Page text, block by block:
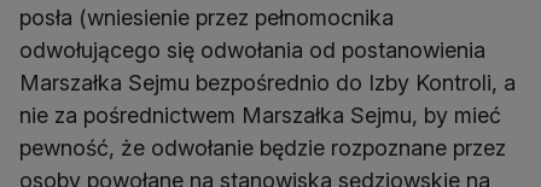
posła (wniesienie przez pełnomocnika
odwołującego się odwołania od postanowienia
Marszałka Sejmu bezpośrednio do Izby Kontroli, a
nie za pośrednictwem Marszałka Sejmu, by mieć
pewność, że odwołanie będzie rozpoznane przez
osoby powołane na stanowiska sędziowskie na